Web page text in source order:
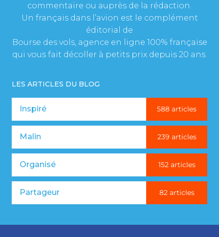
commentaire ou auprès de la rédaction.
Un français dans l’avion est le complément
éditorial de
Bourse des vols, agence en ligne 100% française
qui vous fait décoller à petits prix depuis 20 ans.
LES ARTICLES DU BLOG
Inspiré 588 articles
Malin 239 articles
Organisé 152 articles
Partageur 82 articles